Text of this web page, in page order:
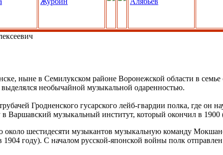
ныне в Семилукском районе Воронежской области в
необычайной музыкальной одаренностью.
Гродненского гусарского лейб-гвардии полка, где он
Варшавский музыкальный институт, который окончил в 1900
шестидесяти музыкантов музыкальную команду
году). С началом русской-японской войны полк